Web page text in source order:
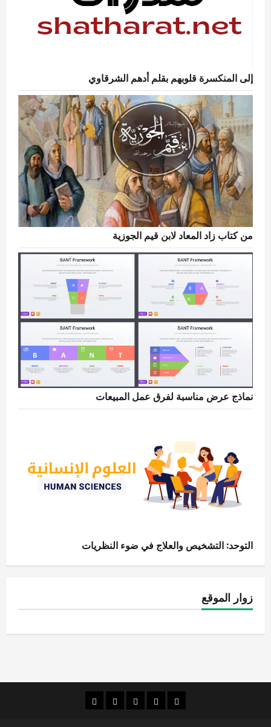
إلى المنكسرة قلوبهم بقلم أدهم الشرقاوي
من كتاب زاد المعاد لابن قيم الجوزية
نماذج عرض مناسبة لفرق عمل المبيعات
التوحد: التشخيص والعلاج في ضوء النظريات
زوار الموقع
الصفحةقضاياالإنسانيات
الاقتصادقراءات